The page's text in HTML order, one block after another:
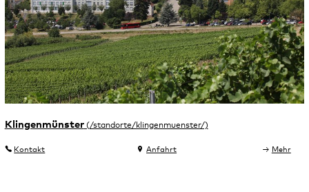
Klingenmünster
Kontakt Anfahrt Mehr